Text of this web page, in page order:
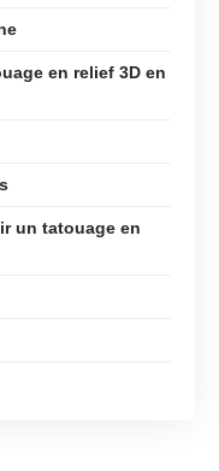
en relief 3D en
un tatouage en